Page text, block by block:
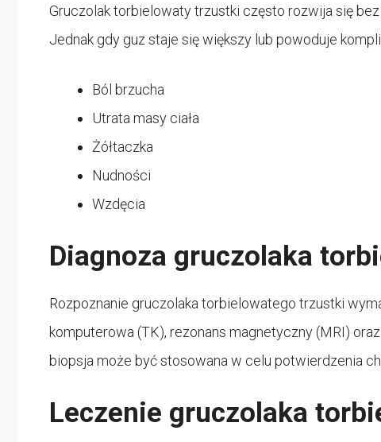
Gruczolak torbielowaty trzustki często rozwija się
Jednak gdy guz staje się większy lub powoduje
Ból brzucha
Utrata masy ciała
Żółtaczka
Nudności
Wzdęcia
Diagnoza gruczolaka
Rozpoznanie gruczolaka torbielowatego trzustki
komputerowa (TK), rezonans magnetyczny (MRI)
biopsja może być stosowana w celu potwierdzenia
Leczenie gruczolaka